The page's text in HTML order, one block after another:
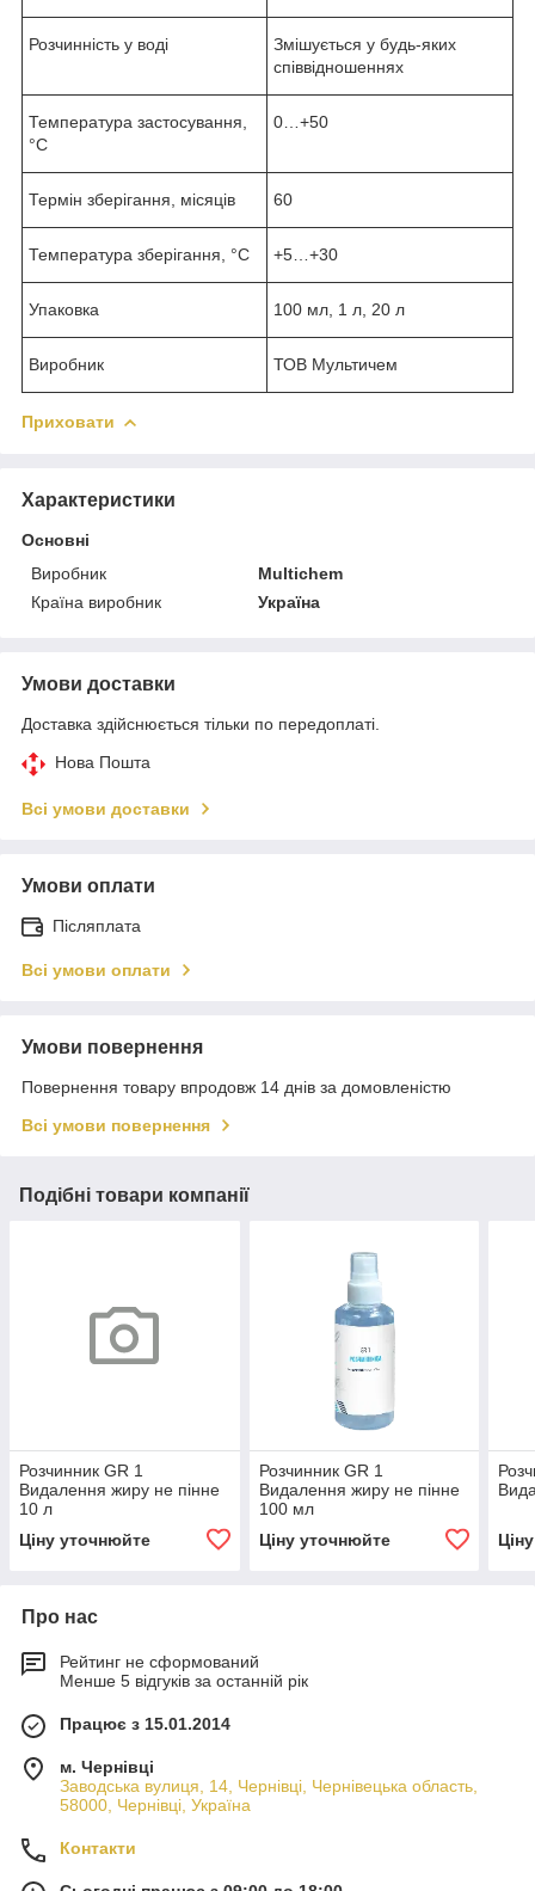
Розчинність у воді
Змішується у будь-яких
співвідношеннях
Температура застосування,
°С
0…+50
Термін зберігання, місяців 60
Температура зберігання, °С +5…+30
Упаковка 100 мл, 1 л, 20 л
Виробник ТОВ Мультичем
Приховати
Характеристики
Основні
Виробник
Multichem
Країна виробник
Україна
Умови доставки
Доставка здійснюється тільки по передоплаті.
Нова Пошта
Всі умови доставки
Умови оплати
Післяплата
Всі умови оплати
Умови повернення
Повернення товару впродовж 14 днів за домовленістю
Всі умови повернення
Подібні товари компанії
Розчинник GR 1
Видалення жиру не пінне
10 л
Ціну уточнюйте
Розчинник GR 1
Видалення жиру не пінне
100 мл
Ціну уточнюйте
Про нас
Рейтинг не сформований
Менше 5 відгуків за останній рік
Працює з 15.01.2014
м. Чернівці
Заводська вулиця, 14, Чернівці, Чернівецька область,
58000, Чернівці, Україна
Контакти